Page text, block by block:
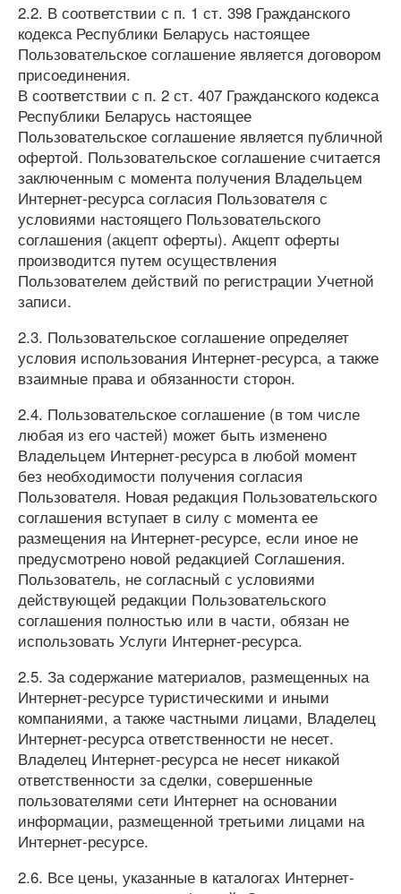
2.2. В соответствии с п. 1 ст. 398 Гражданского
кодекса Республики Беларусь настоящее
Пользовательское соглашение является договором
присоединения.
В соответствии с п. 2 ст. 407 Гражданского кодекса
Республики Беларусь настоящее
Пользовательское соглашение является публичной
офертой. Пользовательское соглашение считается
заключенным с момента получения Владельцем
Интернет-ресурса согласия Пользователя с
условиями настоящего Пользовательского
соглашения (акцепт оферты). Акцепт оферты
производится путем осуществления
Пользователем действий по регистрации Учетной
записи.
2.3. Пользовательское соглашение определяет
условия использования Интернет-ресурса, а также
взаимные права и обязанности сторон.
2.4. Пользовательское соглашение (в том числе
любая из его частей) может быть изменено
Владельцем Интернет-ресурса в любой момент
без необходимости получения согласия
Пользователя. Новая редакция Пользовательского
соглашения вступает в силу с момента ее
размещения на Интернет-ресурсе, если иное не
предусмотрено новой редакцией Соглашения.
Пользователь, не согласный с условиями
действующей редакции Пользовательского
соглашения полностью или в части, обязан не
использовать Услуги Интернет-ресурса.
2.5. За содержание материалов, размещенных на
Интернет-ресурсе туристическими и иными
компаниями, а также частными лицами, Владелец
Интернет-ресурса ответственности не несет.
Владелец Интернет-ресурса не несет никакой
ответственности за сделки, совершенные
пользователями сети Интернет на основании
информации, размещенной третьими лицами на
Интернет-ресурсе.
2.6. Все цены, указанные в каталогах Интернет-